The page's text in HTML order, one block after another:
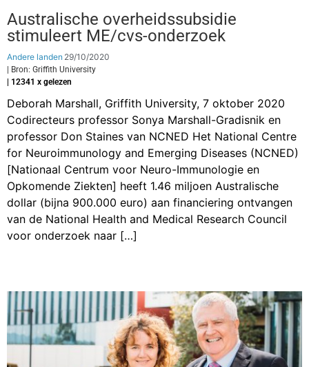
Australische overheidssubsidie
stimuleert ME/cvs-onderzoek
Andere landen 29/10/2020
| Bron: Griffith University
| 12341 x gelezen
Deborah Marshall, Griffith University, 7 oktober 2020
Codirecteurs professor Sonya Marshall-Gradisnik en
professor Don Staines van NCNED Het National Centre
for Neuroimmunology and Emerging Diseases (NCNED)
[Nationaal Centrum voor Neuro-Immunologie en
Opkomende Ziekten] heeft 1.46 miljoen Australische
dollar (bijna 900.000 euro) aan financiering ontvangen
van de National Health and Medical Research Council
voor onderzoek naar […]